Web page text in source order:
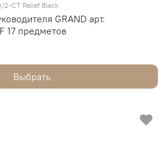
2-CT Relief Black
GRAND арт.
17 предметов
Выбрать